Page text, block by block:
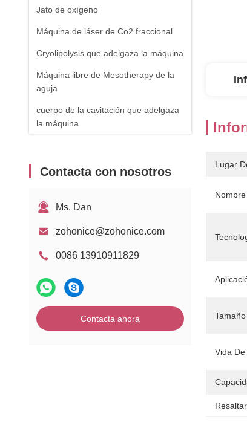
Jato de oxígeno
Máquina de láser de Co2 fraccional
Cryolipolysis que adelgaza la máquina
Máquina libre de Mesotherapy de la
aguja
cuerpo de la cavitación que adelgaza
la máquina
Máquina de fisioterapia
Contacta con nosotros
Ms. Dan
zohonice@zohonice.com
0086 13910911829
Contacta ahora
Lugar
Vida